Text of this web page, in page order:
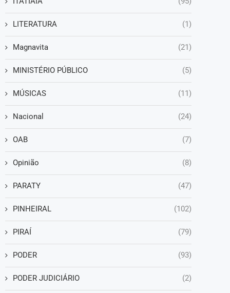
LITERATURA (1)
Magnavita (21)
MINISTÉRIO PÚBLICO (5)
MÚSICAS (11)
Nacional (24)
OAB (7)
Opinião (8)
PARATY (47)
PINHEIRAL (102)
PIRAÍ (79)
PODER (93)
PODER JUDICIÁRIO (2)